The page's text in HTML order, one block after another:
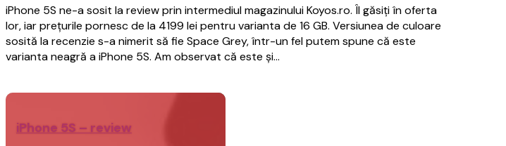
iPhone 5S ne-a sosit la review prin intermediul magazinului Koyos.ro. Îl găsiți în oferta
lor, iar prețurile pornesc de la 4199 lei pentru varianta de 16 GB. Versiunea de culoare
sosită la recenzie s-a nimerit să fie Space Grey, într-un fel putem spune că este
varianta neagră a iPhone 5S. Am observat că este și…
iPhone 5S – review